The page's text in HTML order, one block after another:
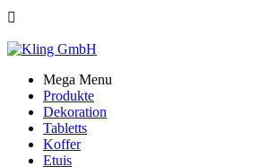

Mega Menu
Produkte
Dekoration
Tabletts
Koffer
Etuis